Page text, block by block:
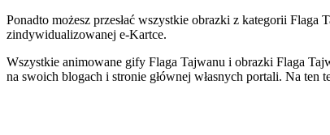
Ponadto możesz przesłać wszystkie obrazki z kategorii
zindywidualizowanej e-Kartce.
Wszystkie animowane gify Flaga Tajwanu i obrazki Flaga
na swoich blogach i stronie głównej własnych portali. Na ten